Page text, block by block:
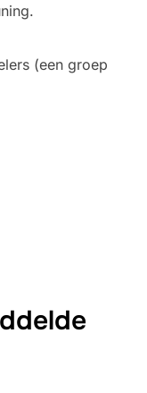
(een groep